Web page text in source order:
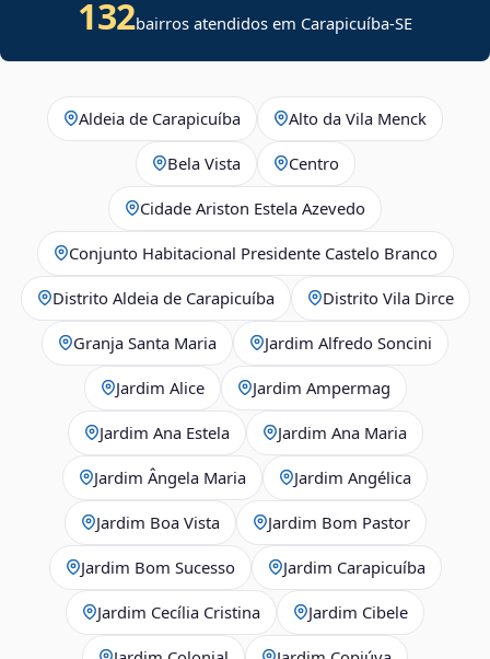
132bairros atendidos em Carapicuíba-SE
Aldeia de Carapicuíba Alto da Vila Menck
Bela Vista Centro
Cidade Ariston Estela Azevedo
Conjunto Habitacional Presidente Castelo Branco
Distrito Aldeia de Carapicuíba Distrito Vila Dirce
Granja Santa Maria Jardim Alfredo Soncini
Jardim Alice Jardim Ampermag
Jardim Ana Estela Jardim Ana Maria
Jardim Ângela Maria Jardim Angélica
Jardim Boa Vista Jardim Bom Pastor
Jardim Bom Sucesso Jardim Carapicuíba
Jardim Cecília Cristina Jardim Cibele